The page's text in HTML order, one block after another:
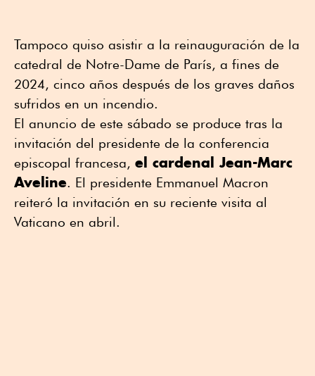
Tampoco quiso asistir a la reinauguración de la
catedral de Notre-Dame de París, a fines de
2024, cinco años después de los graves daños
sufridos en un incendio.
El anuncio de este sábado se produce tras la
invitación del presidente de la conferencia
episcopal francesa, el cardenal Jean-Marc
Aveline. El presidente Emmanuel Macron
reiteró la invitación en su reciente visita al
Vaticano en abril.